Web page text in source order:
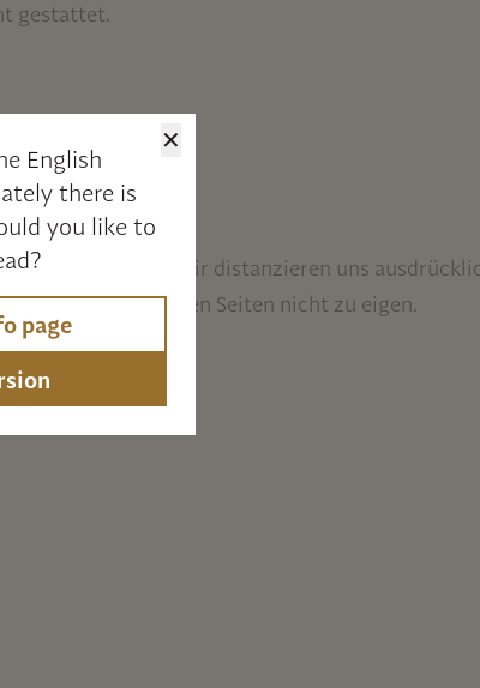
gestattet.
Seiten. Wir distanzieren uns
Inhalte der gelinkten Seiten nicht zu eigen.
✕
English
there is
you like to
page